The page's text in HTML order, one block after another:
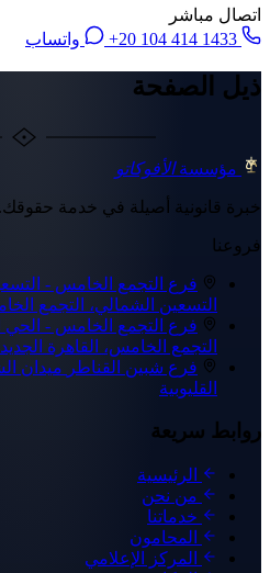
اتصال مباشر
+20 104 414 1433
واتساب
ذيل الصفحة
مؤسسةالأفوكاتو
خبرة قانونية أصيلة في خدمة حقوقك.
فروعنا
فرع التجمع الخامس -
التسعين الشمالي، التجمع
فرع التجمع الخامس - الحي
التجمع الخامس، القاهرة
فرع شبين القناطر ميدان
القليوبية
روابط سريعة
الرئيسية
من نحن
خدماتنا
المحامون
المركز الإعلامي